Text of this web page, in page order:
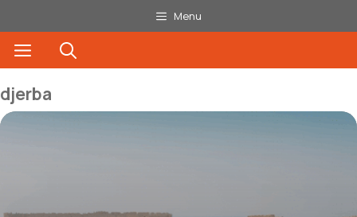
au
contenu
Menu
Menu
djerba